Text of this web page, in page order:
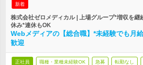
新着
株式会社ゼロメディカル | 上場グループ*増収を
休み*連休もOK
Webメディアの【総合職】*未経験でも月
歓迎
正社員 職種・業種未経験OK 急募 転勤なし